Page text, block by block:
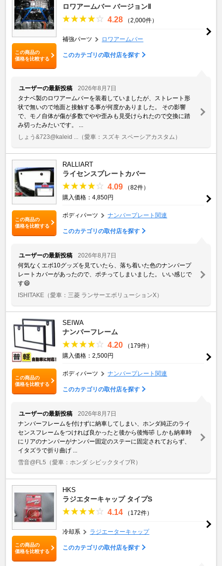
この商品の
価格を比較する
ロワアームバー バージョンⅡ
4.28 （2,000件）
補強パーツ ロワアームバー
このカテゴリの取付店を探す
ユーザーの最新投稿
2026年8月7日
タナベ製のロワアームバーを装着していましたが、ストレート形
状で無いので地面と接触する事が何度かありました。 その影響
で、モノ自体が傷が多数でやや歪みも見受けられたので交換に踏
み切ったみたいです。 ...
しょう&723@kaleid ...
（愛車：スズキ スペーシアカスタム）
この商品の
価格を比較する
RALLIART
ライセンスプレートカバー
4.09
（82件）
購入価格：4,850円
ボディパーツ ナンバープレート関連
このカテゴリの取付店を探す
ユーザーの最新投稿
2026年8月7日
何気なくエボ10グッズを見ていたら、落ち着いた色のナンバープ
レートカバーがあったので、ポチってしまいました。 いい感じで
す😄
ISHITAKE （愛車：三菱 ランサーエボリューションX）
この商品の
価格を比較する
SEIWA
ナンバーフレーム
4.20
（179件）
購入価格：2,500円
ボディパーツ ナンバープレート関連
このカテゴリの取付店を探す
ユーザーの最新投稿
2026年8月7日
ナンバーフレームを付けずに納車してしまい、ホンダ純正のライ
センスフレームをつければ良かったと後から後悔🤣 しかも納車時
にリアのナンバーがナンバー固定のステーに固定されておらず、
イタズラで折り曲げ ...
雪音@FL5 （愛車：ホンダ シビックタイプR）
この商品の
価格を比較する
HKS
ラジエターキャップ タイプS
4.14 （172件）
冷却系 ラジエーターキャップ
このカテゴリの取付店を探す